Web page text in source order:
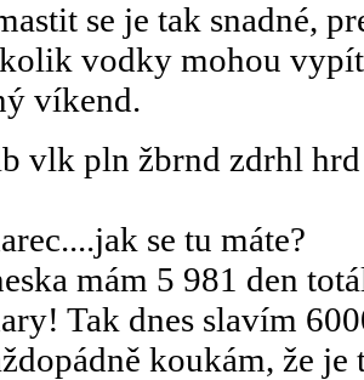
se je tak snadné,
vodky mohou
víkend.
vlk pln žbrnd zdrhl
se tu máte?
mám 5 981 den
Tak dnes slavím
koukám, že